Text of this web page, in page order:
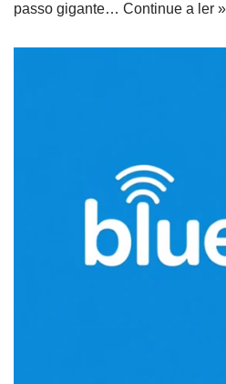
passo gigante… Continue a ler »